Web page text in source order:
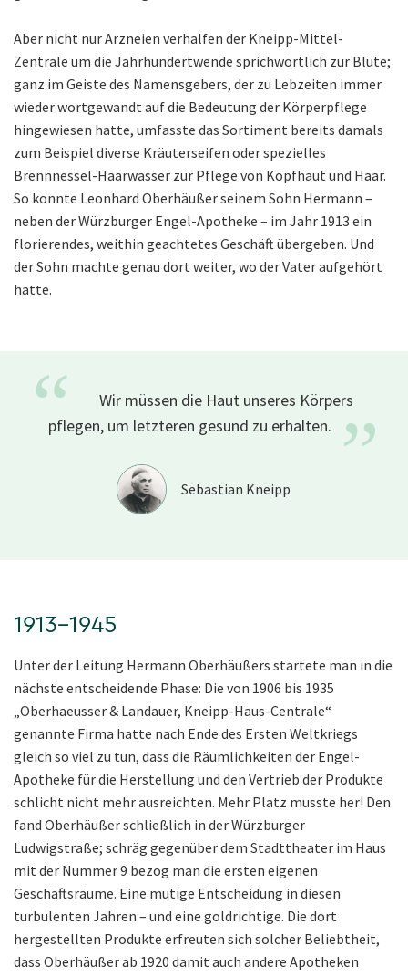
Aber nicht nur Arzneien verhalfen der Kneipp-Mittel-
Zentrale um die Jahrhundertwende sprichwörtlich zur Blüte;
ganz im Geiste des Namensgebers, der zu Lebzeiten immer
wieder wortgewandt auf die Bedeutung der Körperpflege
hingewiesen hatte, umfasste das Sortiment bereits damals
zum Beispiel diverse Kräuterseifen oder spezielles
Brennnessel-Haarwasser zur Pflege von Kopfhaut und Haar.
So konnte Leonhard Oberhäußer seinem Sohn Hermann –
neben der Würzburger Engel-Apotheke – im Jahr 1913 ein
florierendes, weithin geachtetes Geschäft übergeben. Und
der Sohn machte genau dort weiter, wo der Vater aufgehört
hatte.
“
Wir müssen die Haut unseres Körpers
pflegen, um letzteren gesund zu erhalten. ”
Sebastian Kneipp
1913–1945
Unter der Leitung Hermann Oberhäußers startete man in die
nächste entscheidende Phase: Die von 1906 bis 1935
„Oberhaeusser & Landauer, Kneipp-Haus-Centrale“
genannte Firma hatte nach Ende des Ersten Weltkriegs
gleich so viel zu tun, dass die Räumlichkeiten der Engel-
Apotheke für die Herstellung und den Vertrieb der Produkte
schlicht nicht mehr ausreichten. Mehr Platz musste her! Den
fand Oberhäußer schließlich in der Würzburger
Ludwigstraße; schräg gegenüber dem Stadttheater im Haus
mit der Nummer 9 bezog man die ersten eigenen
Geschäftsräume. Eine mutige Entscheidung in diesen
turbulenten Jahren – und eine goldrichtige. Die dort
hergestellten Produkte erfreuten sich solcher Beliebtheit,
dass Oberhäußer ab 1920 damit auch andere Apotheken